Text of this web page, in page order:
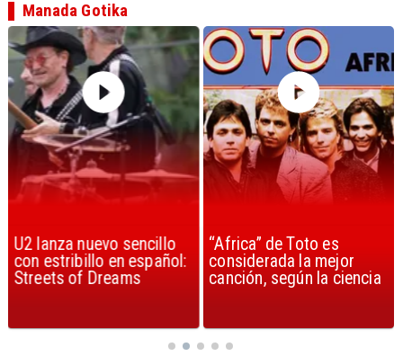
nuevo sencillo
en español:
Dreams
“Africa” de Toto es
considerada la mejor
canción, según la ciencia
Berlin y
«Take
en Top
Manada Gotika